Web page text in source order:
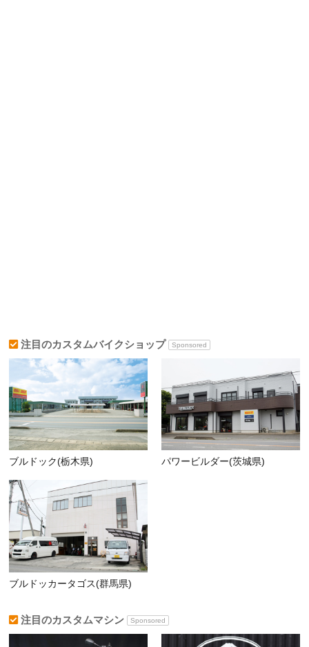
注目のカスタムバイクショップ Sponsored
ブルドック(栃木県) パワービルダー(茨城県)
ブルドッカータゴス(群馬県)
注目のカスタムマシン Sponsored